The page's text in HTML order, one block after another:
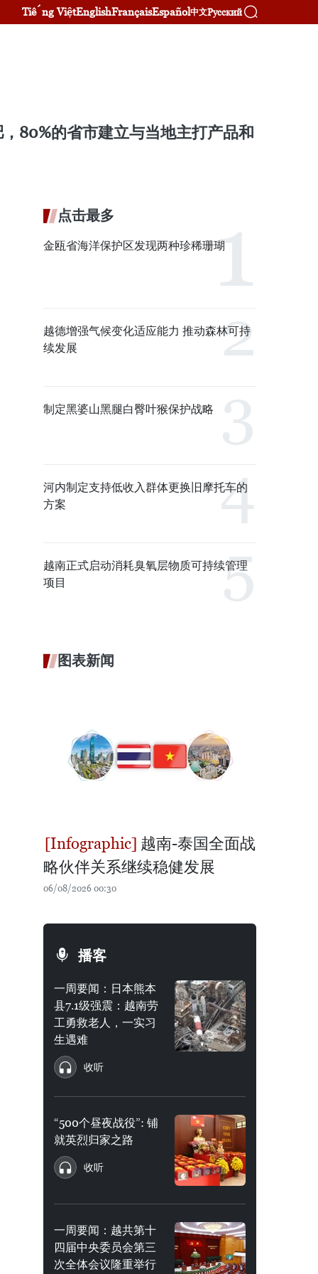
Tiếng ViệtEnglishFrançaisEspañol中文Русский
80%的省市建立与当地主打产品和
点击最多
金瓯省海洋保护区发现两种珍稀珊瑚
越德增强气候变化适应能力 推动森林可持
续发展
制定黑婆山黑腿白臀叶猴保护战略
河内制定支持低收入群体更换旧摩托车的
方案
越南正式启动消耗臭氧层物质可持续管理
项目
图表新闻
越南-泰国全面战
略伙伴关系继续稳健发展
06/08/2026 00:30
播客
一周要闻：日本熊本
县7.1级强震：越南劳
工勇救老人，一实习
生遇难
收听
“500个昼夜战役”: 铺
就英烈归家之路
收听
一周要闻：越共第十
四届中央委员会第三
次全体会议隆重举行